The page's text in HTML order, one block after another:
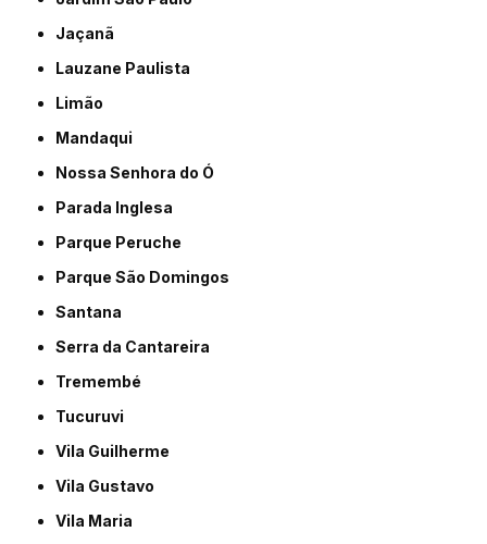
Jaçanã
Lauzane Paulista
Limão
Mandaqui
Nossa Senhora do Ó
Parada Inglesa
Parque Peruche
Parque São Domingos
Santana
Serra da Cantareira
Tremembé
Tucuruvi
Vila Guilherme
Vila Gustavo
Vila Maria